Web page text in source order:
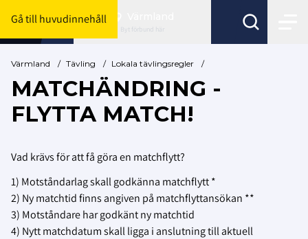
Gå till huvudinnehåll
Byt förbund här
Värmland / Tävling / Lokala tävlingsregler /
MATCHÄNDRING -
FLYTTA MATCH!
Vad krävs för att få göra en matchflytt?
1) Motståndarlag skall godkänna matchflytt *
2) Ny matchtid finns angiven på matchflyttansökan **
3) Motståndare har godkänt ny matchtid
4) Nytt matchdatum skall ligga i anslutning till aktuell